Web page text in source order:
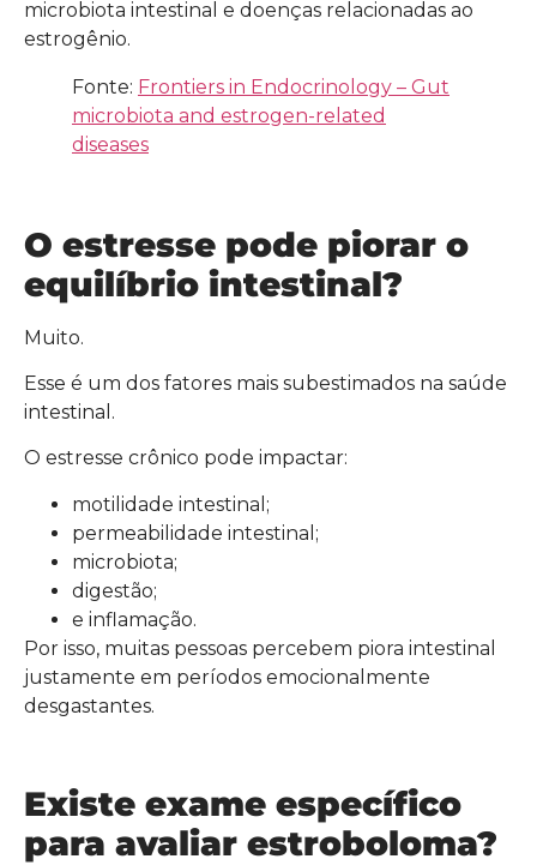
microbiota intestinal e doenças relacionadas ao
estrogênio.
Fonte: Frontiers in Endocrinology – Gut
microbiota and estrogen-related
diseases
O estresse pode piorar o
equilíbrio intestinal?
Muito.
Esse é um dos fatores mais subestimados na saúde
intestinal.
O estresse crônico pode impactar:
motilidade intestinal;
permeabilidade intestinal;
microbiota;
digestão;
e inflamação.
Por isso, muitas pessoas percebem piora intestinal
justamente em períodos emocionalmente
desgastantes.
Existe exame específico
para avaliar estroboloma?